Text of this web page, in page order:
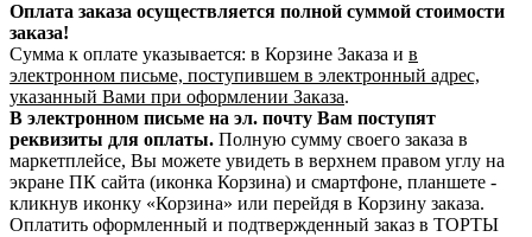
Оплата заказа осуществляется полной суммой стоимости
заказа!
Сумма к оплате указывается: в Корзине Заказа и в
электронном письме, поступившем в электронный адрес,
указанный Вами при оформлении Заказа.
В электронном письме на эл. почту Вам поступят
реквизиты для оплаты. Полную сумму своего заказа в
маркетплейсе, Вы можете увидеть в верхнем правом углу на
экране ПК сайта (иконка Корзина) и смартфоне, планшете -
кликнув иконку «Корзина» или перейдя в Корзину заказа.
Оплатить оформленный и подтвержденный заказ в ТОРТЫ